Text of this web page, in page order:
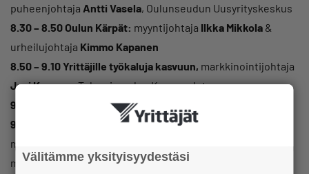
puheenjohtaja Antti Vasela, Oulunseudun Uusyrityskeskus
8.30 – 8.50 Oulun Kärpät: myyntijohtaja Ilkka Mikkola &
urheilujohtaja Kimmo Kapanen
8.50 – 9.10 Yrittäjille työkaluja kasvuun, markkinointijohtaja
Jani Kanerva, Tulevaisuuden Kasvupolut
9.10 – 9.20 Tauko
9.20 – 10.00 Voittajatiimin kokoaminen paneeli
moderaattorina
mukana Kasvuyrittäjä ja toimitusjohtaja
Välitämme yksityisyydestäsi